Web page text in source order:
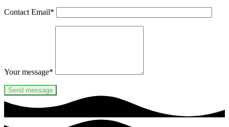
Contact Email*
Your message*